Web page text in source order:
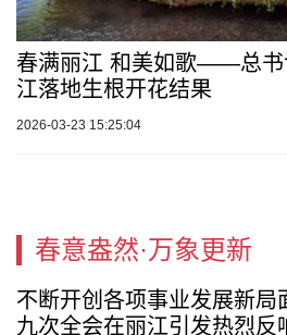
春满丽江 和美如歌——总书
江落地生根开花结果
2026-03-23 15:25:04
春意盎然·万象更新
不断开创各项事业发展新
九次全会在丽江引发热烈反